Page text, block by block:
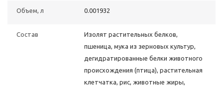
Объем, л 0.001932
Состав
Изолят растительных белков,
пшеница, мука из зерновых культур,
дегидратированные белки животного
происхождения (птица), растительная
клетчатка, рис, животные жиры,